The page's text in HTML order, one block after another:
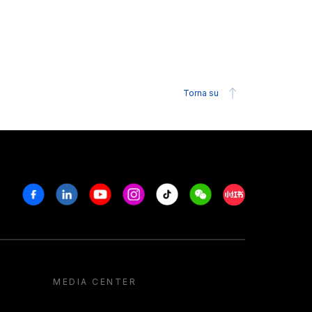
Torna su
FacebookLinkedinYoutubeInstagram
Tiktok WeechatXiaohongshu/
MEDIA CENTER